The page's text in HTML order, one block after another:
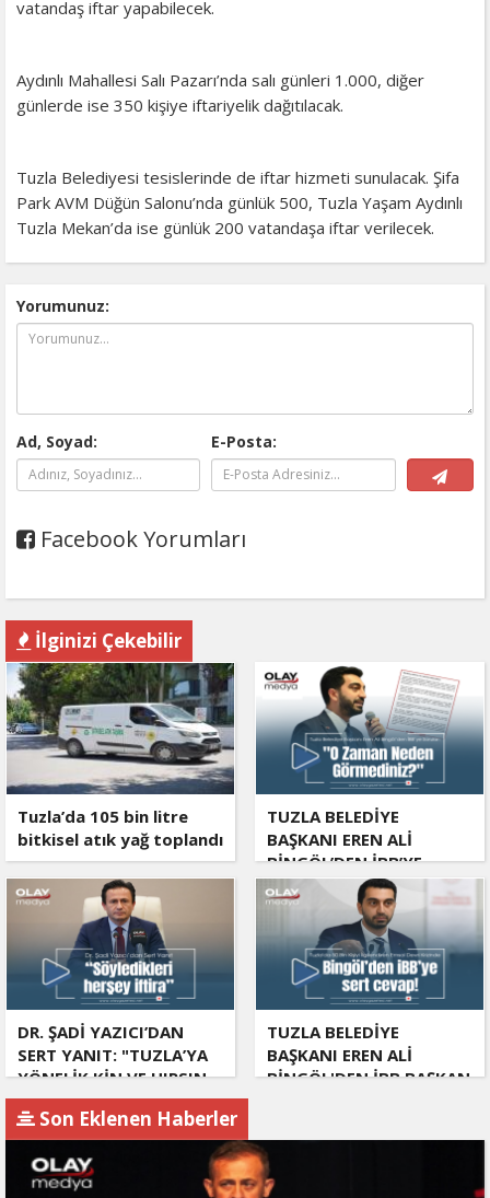
vatandaş iftar yapabilecek.
Aydınlı Mahallesi Salı Pazarı’nda salı günleri 1.000, diğer
günlerde ise 350 kişiye iftariyelik dağıtılacak.
Tuzla Belediyesi tesislerinde de iftar hizmeti sunulacak. Şifa
Park AVM Düğün Salonu’nda günlük 500, Tuzla Yaşam Aydınlı
Tuzla Mekan’da ise günlük 200 vatandaşa iftar verilecek.
Yorumunuz:
Ad, Soyad: E-Posta:
Facebook Yorumları
İlginizi Çekebilir
Tuzla’da 105 bin litre
bitkisel atık yağ toplandı
TUZLA BELEDİYE
BAŞKANI EREN ALİ
BİNGÖL’DEN İBB’YE
SORULAR: "O ZAMAN
NEDEN GÖRMEDİNİZ?
DR. ŞADİ YAZICI’DAN
SERT YANIT: "TUZLA’YA
YÖNELİK KİN VE HIRSIN
TUTARSIZLIKLAR
MANZUMESİ"
TUZLA BELEDİYE
BAŞKANI EREN ALİ
BİNGÖL'DEN İBB BAŞKAN
Son Eklenen Haberler